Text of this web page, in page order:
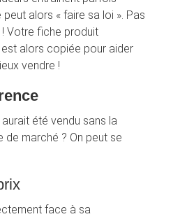
alors « faire sa loi ». Pas
Votre fiche produit
alors copiée pour aider
vendre !
été vendu sans la
de marché ? On peut se
face à sa